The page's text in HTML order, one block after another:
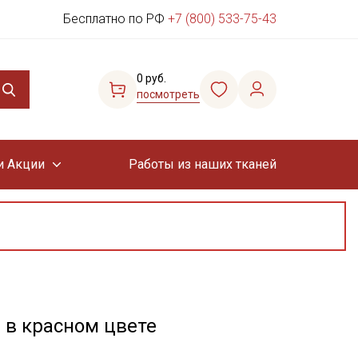
Бесплатно по РФ +7 (800) 533-75-43
0 руб.
посмотреть
Акции Работы из наших тканей
красном цвете